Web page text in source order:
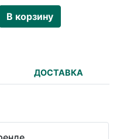
В корзину
ДОСТАВКА